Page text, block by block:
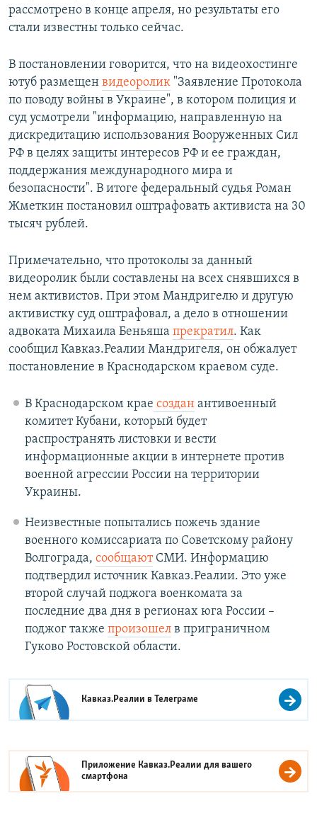
рассмотрено в конце апреля, но результаты его
стали известны только сейчас.
В постановлении говорится, что на видеохостинге
ютуб размещен видеоролик "Заявление Протокола
по поводу войны в Украине", в котором полиция и
суд усмотрели "информацию, направленную на
дискредитацию использования Вооруженных Сил
РФ в целях защиты интересов РФ и ее граждан,
поддержания международного мира и
безопасности". В итоге федеральный судья Роман
Жметкин постановил оштрафовать активиста на 30
тысяч рублей.
Примечательно, что протоколы за данный
видеоролик были составлены на всех снявшихся в
нем активистов. При этом Мандригелю и другую
активистку суд оштрафовал, а дело в отношении
адвоката Михаила Беньяша прекратил. Как
сообщил Кавказ.Реалии Мандригеля, он обжалует
постановление в Краснодарском краевом суде.
В Краснодарском крае созданантивоенный
комитет Кубани, который будет
распространять листовки и вести
информационные акции в интернете против
военной агрессии России на территории
Украины.
Неизвестные попытались пожечь здание
военного комиссариата по Советскому району
Волгограда, сообщаютСМИ. Информацию
подтвердил источник Кавказ.Реалии. Это уже
второй случай поджога военкомата за
последние два дня в регионах юга России –
поджог также произошелв приграничном
Гуково Ростовской области.
Кавказ.Реалии вТелеграме
Приложение Кавказ.Реалии для вашего
смартфона